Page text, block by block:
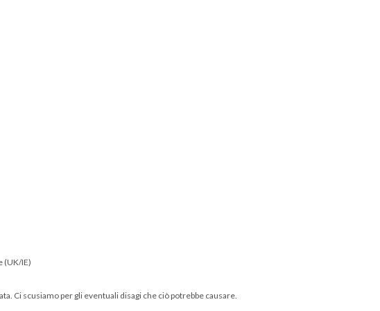
(UK/IE)
Ci scusiamo per gli eventuali disagi che ciò potrebbe causare.